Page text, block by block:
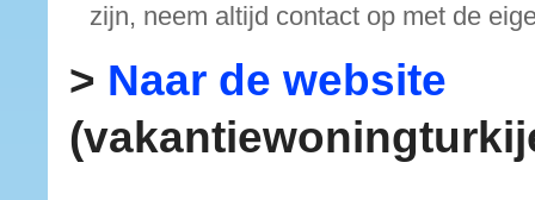
zijn, neem altijd contact op met de
> Naar de website